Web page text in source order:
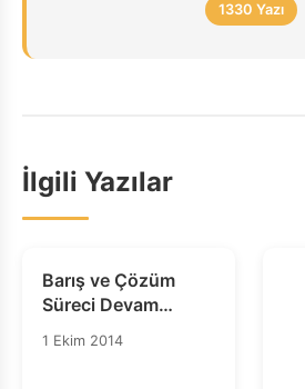
1330 Yazı
İlgili Yazılar
Barış ve Çözüm
Süreci Devam
Etmelidir
1 Ekim 2014